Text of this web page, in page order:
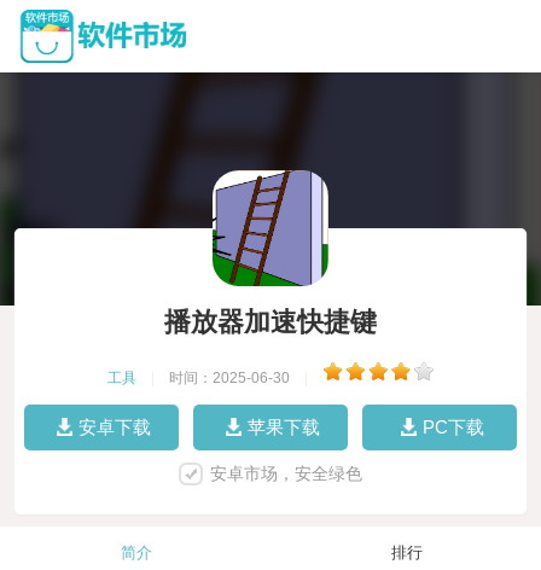
播放器加速快捷键
工具 时间：2025-06-30
安卓下载 苹果下载 PC下载
安卓市场，安全绿色
简介 排行